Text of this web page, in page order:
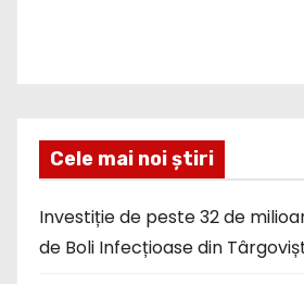
Cele mai noi știri
Investiție de peste 32 de
de Boli Infecțioase din